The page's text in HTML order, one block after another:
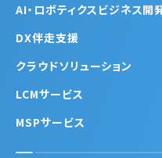
AI・ロボティクスビジネス開
DX伴走支援
クラウドソリューション
LCMサービス
MSPサービス